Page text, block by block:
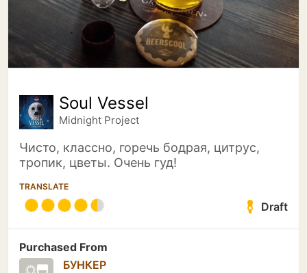
Soul Vessel
Midnight Project
Чисто, классно, горечь бодрая, цитрус,
тропик, цветы. Очень гуд!
TRANSLATE
Draft
Purchased From
БУНКЕР